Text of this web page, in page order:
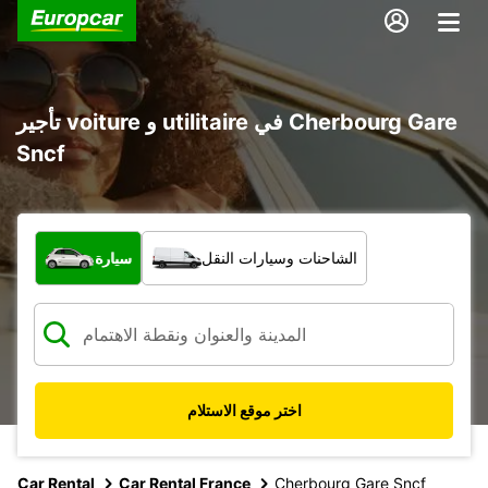
تأجير voiture و utilitaire في Cherbourg Gare
Sncf
ما نوع المركبة؟
سيارة الشاحنات وسيارات النقل
اختر موقع الاستلام
Car Rental Car Rental France Cherbourg Gare Sncf